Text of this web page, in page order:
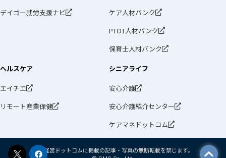
デイゴー就労支援ナビ
ケア人材バンク
PTOT人材バンク
保育士人材バンク
ヘルスケア
エイチエ
リモート産業保健
シニアライフ
安心介護
安心介護紹介センター
ケアマネドットコム
介護経営ドットコムに掲載の記事・写真の無断転載を禁じます。